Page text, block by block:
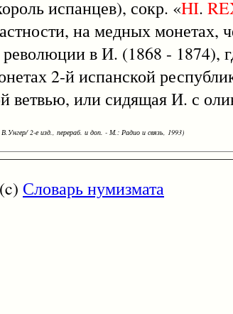
испанцев), сокр. «HI.
на медных монетах,
в И. (1868 - 1874),
2-й испанской
ветвью, или сидящая И. с
2-е изд., перераб. и доп. - М.: Радио и связь, 1993)
(c) Словарь нумизмата